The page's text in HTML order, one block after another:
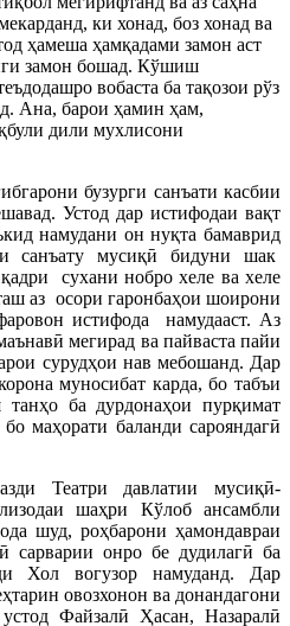
ки хонад, боз хонад ва
ҳамеша ҳамқадами замон аст
замон бошад. Кўшиш
вобаста ба тақозои рўз
Ана, барои ҳамин ҳам,
дили мухлисони
бузурги санъати касбии
Устод дар истифодаи вақт
намудани он нуқта бамаврид
санъату мусиқӣ бидуни шак
сухани нобро хеле ва хеле
аз осори гаронбаҳои шоирони
истифода намудааст. Аз
мегирад ва пайваста пайи
сурудҳои нав мебошанд. Дар
муносибат карда, бо табъи
танҳо ба дурдонаҳои пурқимат
маҳорати баланди сарояндагӣ
Театри давлатии мусиқӣ-
шаҳри Кўлоб ансамбли
шуд, роҳбарони ҳамондавраи
сарварии онро бе дудилагӣ ба
Хол вогузор намуданд. Дар
овозхонон ва донандагони
Файзалӣ Ҳасан, Назаралӣ